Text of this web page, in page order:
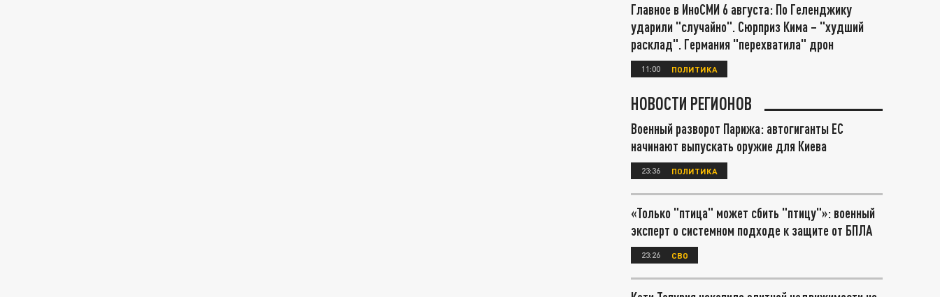
Главное в ИноСМИ 6 августа: По Геленджику
ударили "случайно". Сюрприз Кима – "худший
расклад". Германия "перехватила" дрон
11:00 ПОЛИТИКА
НОВОСТИ РЕГИОНОВ
Военный разворот Парижа: автогиганты ЕС
начинают выпускать оружие для Киева
23:36 ПОЛИТИКА
«Только "птица" может сбить "птицу"»: военный
эксперт о системном подходе к защите от БПЛА
23:26 СВО